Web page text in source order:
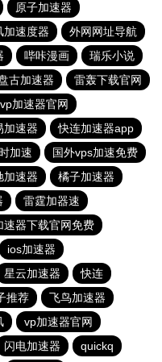
原子加速器
加速度器
外网网址导航
哔咔漫画
瑞乐小说
古加速器
雷轰下载官网
加速器官网
加速器
快连加速器app
加速
国外vps加速免费
加速器
橘子加速器
雷霆加器速
速器下载官网免费
ios加速器
星云加速器
快连
推荐
飞鸟加速器
vp加速器官网
闪电加速器 quickq